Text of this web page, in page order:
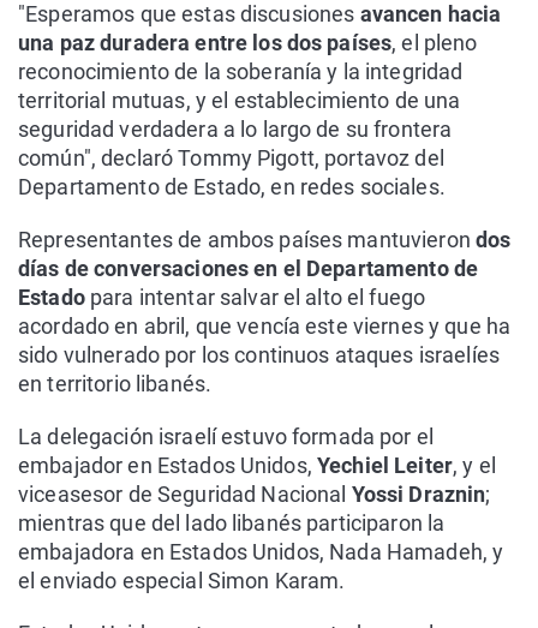
"Esperamos que estas discusiones avancen hacia
una paz duradera entre los dos países, el pleno
reconocimiento de la soberanía y la integridad
territorial mutuas, y el establecimiento de una
seguridad verdadera a lo largo de su frontera
común", declaró Tommy Pigott, portavoz del
Departamento de Estado, en redes sociales.
Representantes de ambos países mantuvierondos
días de conversaciones en el Departamento de
Estadopara intentar salvar el alto el fuego
acordado en abril, que vencía este viernes y que ha
sido vulnerado por los continuos ataques israelíes
en territorio libanés.
La delegación israelí estuvo formada por el
embajador en Estados Unidos,Yechiel Leiter, y el
viceasesor de Seguridad Nacional Yossi Draznin;
mientras que del lado libanés participaron la
embajadora en Estados Unidos, Nada Hamadeh, y
el enviado especial Simon Karam.